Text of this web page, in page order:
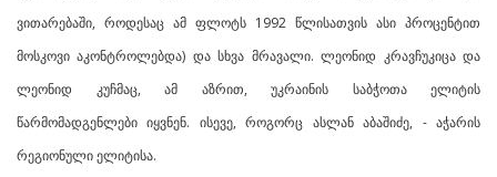
ვითარებაში, როდესაც ამ ფლოტს 1992 წლისათვის ასი პროცენტით
მოსკოვი აკონტროლებდა) და სხვა მრავალი. ლეონიდ კრავჩუკიცა და
ლეონიდ კუჩმაც, ამ აზრით, უკრაინის საბჭოთა ელიტის
წარმომადგენლები იყვნენ. ისევე, როგორც ასლან აბაშიძე, - აჭარის
რეგიონული ელიტისა.